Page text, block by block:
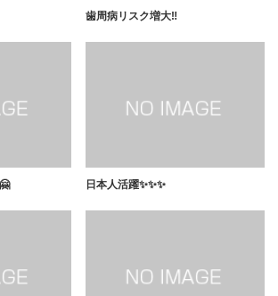
歯周病リスク増大‼️
日本人活躍✨✨✨